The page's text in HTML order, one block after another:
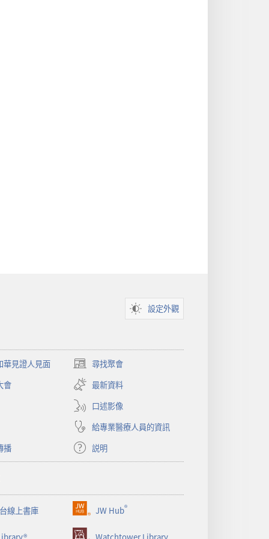
設定外觀
華見證人見面 尋找聚會
（開
啟
新
視
窗）
會
最新資料
口述影像
給專業醫療人員的資訊
播
説明
線上書庫 JW Hub®
（開
啟